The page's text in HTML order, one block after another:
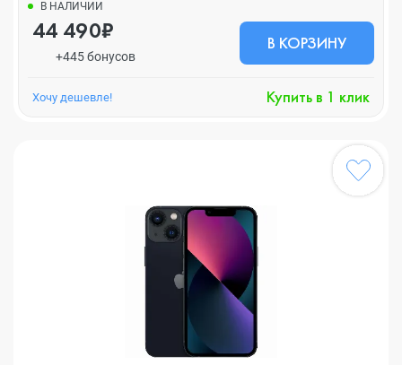
В НАЛИЧИИ
44 490₽
+445 бонусов
В КОРЗИНУ
Хочу дешевле! Купить в 1 клик